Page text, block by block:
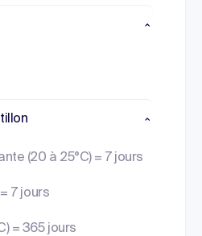
(20 à 25°C) = 7 jours
7 jours
= 365 jours